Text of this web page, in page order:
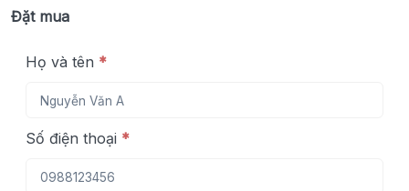
Đặt mua
Họ và tên *
Số điện thoại *